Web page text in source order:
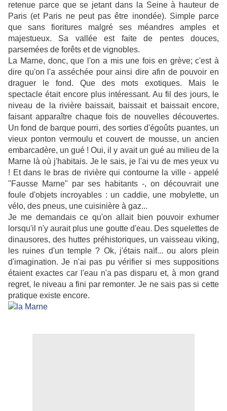
retenue parce que se jetant dans la Seine à hauteur de
Paris (et Paris ne peut pas être inondée). Simple parce
que sans fioritures malgré ses méandres amples et
majestueux. Sa vallée est faite de pentes douces,
parsemées de forêts et de vignobles.
La Marne, donc, que l'on a mis une fois en grève; c'est à
dire qu'on l'a asséchée pour ainsi dire afin de pouvoir en
draguer le fond. Que des mots exotiques. Mais le
spectacle était encore plus intéressant. Au fil des jours, le
niveau de la rivière baissait, baissait et baissait encore,
faisant apparaître chaque fois de nouvelles découvertes.
Un fond de barque pourri, des sorties d'égoûts puantes, un
vieux ponton vermoulu et couvert de mousse, un ancien
embarcadère, un gué ! Oui, il y avait un gué au milieu de la
Marne là où j'habitais. Je le sais, je l'ai vu de mes yeux vu
! Et dans le bras de rivière qui contourne la ville - appelé
"Fausse Marne" par ses habitants -, on découvrait une
foule d'objets incroyables : un caddie, une mobylette, un
vélo, des pneus, une cuisinière à gaz...
Je me demandais ce qu'on allait bien pouvoir exhumer
lorsqu'il n'y aurait plus une goutte d'eau. Des squelettes de
dinausores, des huttes préhistoriques, un vaisseau viking,
les ruines d'un temple ? Ok, j'étais naïf... ou alors plein
d'imagination. Je n'ai pas pu vérifier si mes suppositions
étaient exactes car l'eau n'a pas disparu et, à mon grand
regret, le niveau a fini par remonter. Je ne sais pas si cette
pratique existe encore.